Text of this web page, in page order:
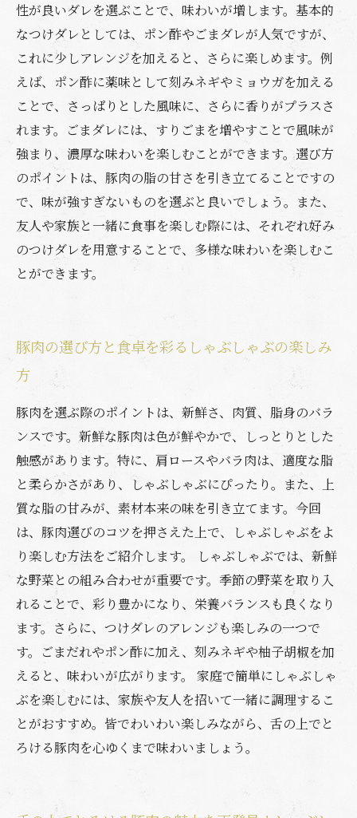
性が良いダレを選ぶことで、味わいが増します。基本的
なつけダレとしては、ポン酢やごまダレが人気ですが、
これに少しアレンジを加えると、さらに楽しめます。例
えば、ポン酢に薬味として刻みネギやミョウガを加える
ことで、さっぱりとした風味に、さらに香りがプラスさ
れます。ごまダレには、すりごまを増やすことで風味が
強まり、濃厚な味わいを楽しむことができます。選び方
のポイントは、豚肉の脂の甘さを引き立てることですの
で、味が強すぎないものを選ぶと良いでしょう。また、
友人や家族と一緒に食事を楽しむ際には、それぞれ好み
のつけダレを用意することで、多様な味わいを楽しむこ
とができます。
豚肉の選び方と食卓を彩るしゃぶしゃぶの楽しみ
方
豚肉を選ぶ際のポイントは、新鮮さ、肉質、脂身のバラ
ンスです。新鮮な豚肉は色が鮮やかで、しっとりとした
触感があります。特に、肩ロースやバラ肉は、適度な脂
と柔らかさがあり、しゃぶしゃぶにぴったり。また、上
質な脂の甘みが、素材本来の味を引き立てます。今回
は、豚肉選びのコツを押さえた上で、しゃぶしゃぶをよ
り楽しむ方法をご紹介します。 しゃぶしゃぶでは、新鮮
な野菜との組み合わせが重要です。季節の野菜を取り入
れることで、彩り豊かになり、栄養バランスも良くなり
ます。さらに、つけダレのアレンジも楽しみの一つで
す。ごまだれやポン酢に加え、刻みネギや柚子胡椒を加
えると、味わいが広がります。 家庭で簡単にしゃぶしゃ
ぶを楽しむには、家族や友人を招いて一緒に調理するこ
とがおすすめ。皆でわいわい楽しみながら、舌の上でと
ろける豚肉を心ゆくまで味わいましょう。